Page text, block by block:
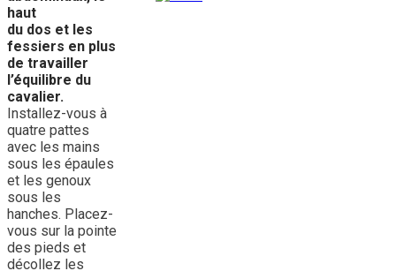
haut
du dos et les
fessiers en plus
de travailler
l’équilibre du
cavalier.
Installez-vous à
quatre pattes
avec les mains
sous les épaules
et les genoux
sous les
hanches. Placez-
vous sur la pointe
des pieds et
décollez les